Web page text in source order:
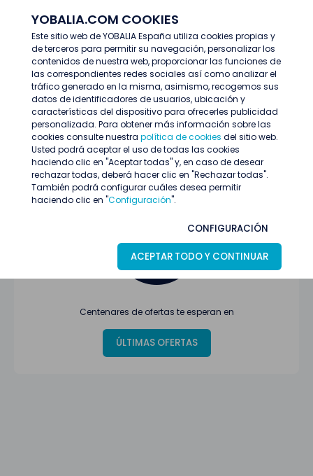
YOBALIA.COM COOKIES
Este sitio web de YOBALIA España utiliza cookies propias y
de terceros para permitir su navegación, personalizar los
contenidos de nuestra web, proporcionar las funciones de
las correspondientes redes sociales así como analizar el
tráfico generado en la misma, asimismo, recogemos sus
datos de identificadores de usuarios, ubicación y
características del dispositivo para ofrecerles publicidad
personalizada. Para obtener más información sobre las
cookies consulte nuestra política de cookies del sitio web.
Usted podrá aceptar el uso de todas las cookies
haciendo clic en "Aceptar todas" y, en caso de desear
rechazar todas, deberá hacer clic en "Rechazar todas".
También podrá configurar cuáles desea permitir
haciendo clic en "Configuración".
CONFIGURACIÓN
ACEPTAR TODO Y CONTINUAR
Últimas ofertas
Oferta no encontrada o ha finalizado su
proceso de selección
Centenares de ofertas te esperan en
ÚLTIMAS OFERTAS